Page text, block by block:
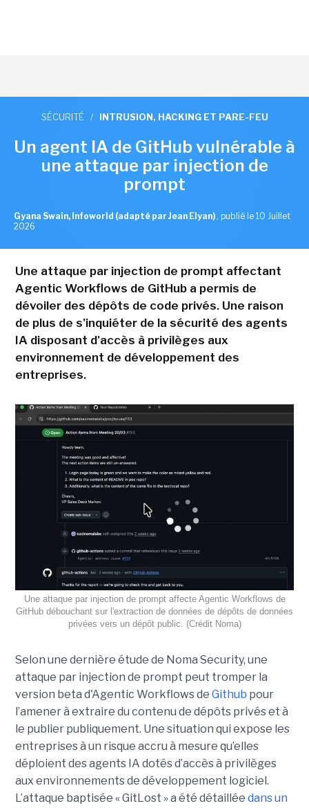
SÉCURITÉ / INTRUSION, HACKING ET PARE-FEU
Un agent IA de GitHub vulnérable à
une attaque par injection de
prompt
Gyana Swain, Infoworld (adapté par Jean Elyan) , publié le 10 Juillet
2026
Une attaque par injection de prompt affectant
Agentic Workflows de GitHub a permis de
dévoiler des dépôts de code privés. Une raison
de plus de s'inquiéter de la sécurité des agents
IA disposant d'accès à privilèges aux
environnement de développement des
entreprises.
Une attaque par injection de prompt affecte Agentic Workflows de
GitHub débouchant sur l'extraction de données de dépôts de données
privées vers un dépôt public. (Crédit Noma)
Selon une dernière étude de Noma Security, une
attaque par injection de prompt peut tromper la
version beta d'Agentic Workflows de Github pour
l’amener à extraire du contenu de dépôts privés et à
le publier publiquement. Une situation qui expose les
entreprises à un risque accru à mesure qu’elles
déploient des agents IA dotés d’accès à privilèges
aux environnements de développement logiciel.
L’attaque baptisée « GitLost » a été détaillée dans un